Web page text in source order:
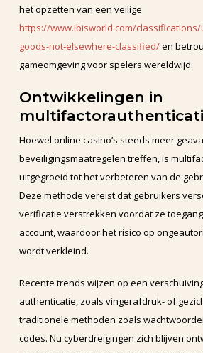
het opzetten van een veilige
https://www.ibisworld.com/
goods-not-elsewhere-classified/en
gameomgeving voor spelers wereldwijd.
Ontwikkelingen in
Hoewel online casino’s steeds meer
beveiligingsmaatregelen treffen, is
uitgegroeid tot het verbeteren van de
Deze methode vereist dat gebruikers
verificatie verstrekken voordat ze
account, waardoor het risico op
wordt verkleind.
Recente trends wijzen op een
authenticatie, zoals vingerafdruk- of
traditionele methoden zoals
codes. Nu cyberdreigingen zich blijven